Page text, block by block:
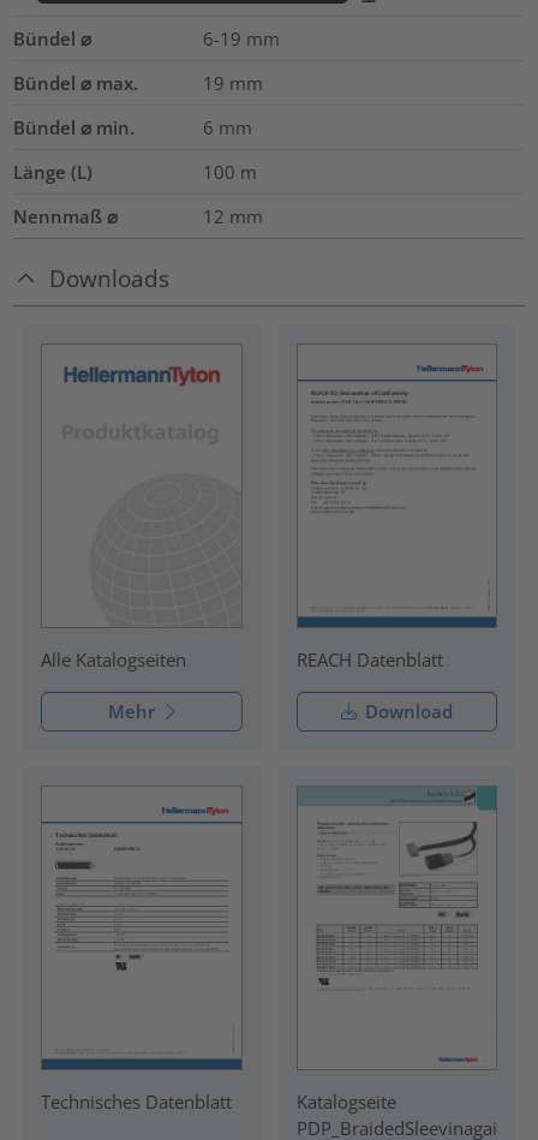
Bündel ⌀ 6-19 mm
Bündel ⌀ max.
19 mm
Bündel ⌀ min.
6 mm
Länge (L)
100 m
Nennmaß ⌀
12 mm
Downloads
Alle Katalogseiten
Mehr
REACH Datenblatt
Download
Technisches Datenblatt
Katalogseite
PDP_BraidedSleevinagai